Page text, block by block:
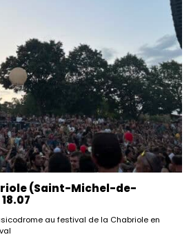
(Saint-Michel-de-
au festival de la Chabriole en